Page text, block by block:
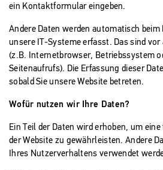
ein Kontaktformular eingeben.
Andere Daten werden automatisch beim
unsere IT-Systeme erfasst. Das sind
(z.B. Internetbrowser, Betriebssystem
Seitenaufrufs). Die Erfassung dieser
sobald Sie unsere Website betreten.
Wofür nutzen wir Ihre Daten?
Ein Teil der Daten wird erhoben, um
der Website zu gewährleisten. Andere
Ihres Nutzerverhaltens verwendet